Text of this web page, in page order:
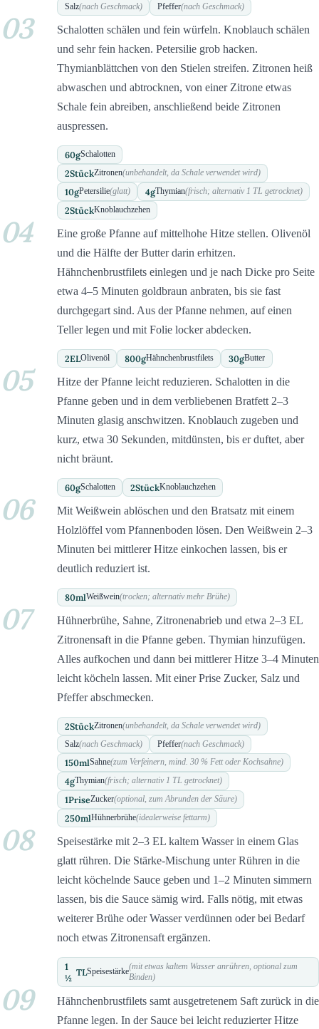
Salz(nach Geschmack) Pfeffer(nach Geschmack)
03
Schalotten schälen und fein würfeln. Knoblauch schälen
und sehr fein hacken. Petersilie grob hacken.
Thymianblättchen von den Stielen streifen. Zitronen heiß
abwaschen und abtrocknen, von einer Zitrone etwas
Schale fein abreiben, anschließend beide Zitronen
auspressen.
60gSchalotten
2StückZitronen(unbehandelt, da Schale verwendet wird)
10gPetersilie(glatt) 4gThymian(frisch; alternativ 1 TL getrocknet)
2StückKnoblauchzehen
04
Eine große Pfanne auf mittelhohe Hitze stellen. Olivenöl
und die Hälfte der Butter darin erhitzen.
Hähnchenbrustfilets einlegen und je nach Dicke pro Seite
etwa 4–5 Minuten goldbraun anbraten, bis sie fast
durchgegart sind. Aus der Pfanne nehmen, auf einen
Teller legen und mit Folie locker abdecken.
2ELOlivenöl 800gHähnchenbrustfilets 30gButter
05
Hitze der Pfanne leicht reduzieren. Schalotten in die
Pfanne geben und in dem verbliebenen Bratfett 2–3
Minuten glasig anschwitzen. Knoblauch zugeben und
kurz, etwa 30 Sekunden, mitdünsten, bis er duftet, aber
nicht bräunt.
60gSchalotten 2StückKnoblauchzehen
06
Mit Weißwein ablöschen und den Bratsatz mit einem
Holzlöffel vom Pfannenboden lösen. Den Weißwein 2–3
Minuten bei mittlerer Hitze einkochen lassen, bis er
deutlich reduziert ist.
80mlWeißwein(trocken; alternativ mehr Brühe)
07
Hühnerbrühe, Sahne, Zitronenabrieb und etwa 2–3 EL
Zitronensaft in die Pfanne geben. Thymian hinzufügen.
Alles aufkochen und dann bei mittlerer Hitze 3–4 Minuten
leicht köcheln lassen. Mit einer Prise Zucker, Salz und
Pfeffer abschmecken.
2StückZitronen(unbehandelt, da Schale verwendet wird)
Salz(nach Geschmack) Pfeffer(nach Geschmack)
150mlSahne(zum Verfeinern, mind. 30 % Fett oder Kochsahne)
4gThymian(frisch; alternativ 1 TL getrocknet)
1PriseZucker(optional, zum Abrunden der Säure)
250mlHühnerbrühe(idealerweise fettarm)
08
Speisestärke mit 2–3 EL kaltem Wasser in einem Glas
glatt rühren. Die Stärke-Mischung unter Rühren in die
leicht köchelnde Sauce geben und 1–2 Minuten simmern
lassen, bis die Sauce sämig wird. Falls nötig, mit etwas
weiterer Brühe oder Wasser verdünnen oder bei Bedarf
noch etwas Zitronensaft ergänzen.
1
½ TLSpeisestärke
(mit etwas kaltem Wasser anrühren, optional zum
Binden)
09
Hähnchenbrustfilets samt ausgetretenem Saft zurück in die
Pfanne legen. In der Sauce bei leicht reduzierter Hitze